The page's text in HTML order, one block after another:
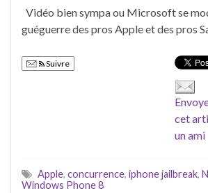
Vidéo bien sympa ou Microsoft se
guéguerre des pros Apple et des pros
Suivre
cet
un ami
Apple, concurrence, iphone jailbreak,
Windows Phone 8